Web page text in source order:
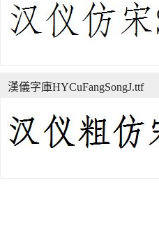
漢儀字庫HYCuFangSongJ.ttf